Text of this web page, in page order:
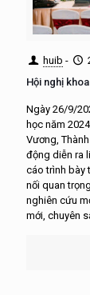
huib -
Hội nghị
Ngày 26/9/
học năm
Vương,
động diễn ra
cáo trình bày
nối quan
nghiên cứu
mới, chuyên